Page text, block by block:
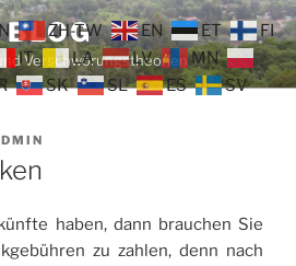
Verschwörungstheorien
haben, dann brauchen Sie
zu zahlen, denn nach
ZH-TW EN ET
FI
IT LA LV
MN
SK SL ES
SV